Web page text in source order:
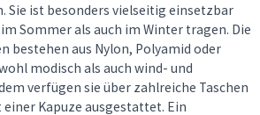
Sie ist besonders vielseitig einsetzbar
Sommer als auch im Winter tragen. Die
bestehen aus Nylon, Polyamid oder
modisch als auch wind- und
verfügen sie über zahlreiche Taschen
Kapuze ausgestattet. Ein